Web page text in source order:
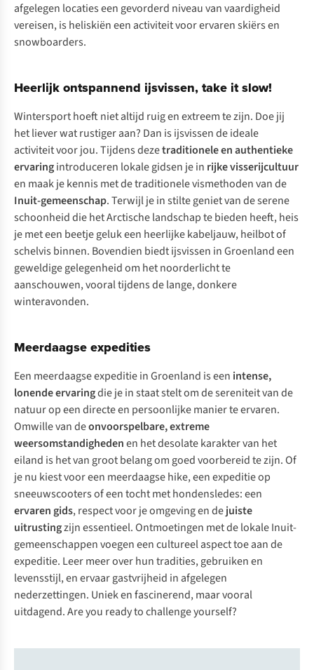
afgelegen locaties een gevorderd niveau van vaardigheid
vereisen, is heliskiën een activiteit voor ervaren skiërs en
snowboarders.
Heerlijk ontspannend ijsvissen, take it slow!
Wintersport hoeft niet altijd ruig en extreem te zijn. Doe jij
het liever wat rustiger aan? Dan is ijsvissen de ideale
activiteit voor jou. Tijdens dezetraditionele en authentieke
ervaringintroduceren lokale gidsen je in rijke visserijcultuur
en maak je kennis met de traditionele vismethoden van de
Inuit-gemeenschap. Terwijl je in stilte geniet van de serene
schoonheid die het Arctische landschap te bieden heeft, heis
je met een beetje geluk een heerlijke kabeljauw, heilbot of
schelvis binnen. Bovendien biedt ijsvissen in Groenland een
geweldige gelegenheid om het noorderlicht te
aanschouwen, vooral tijdens de lange, donkere
winteravonden.
Meerdaagse expedities
Een meerdaagse expeditie in Groenland is een intense,
lonende ervaringdie je in staat stelt om de sereniteit van de
natuur op een directe en persoonlijke manier te ervaren.
Omwille van deonvoorspelbare, extreme
weersomstandighedenen het desolate karakter van het
eiland is het van groot belang om goed voorbereid te zijn. Of
je nu kiest voor een meerdaagse hike, een expeditie op
sneeuwscooters of een tocht met hondensledes: een
ervaren gids, respect voor je omgeving en dejuiste
uitrustingzijn essentieel. Ontmoetingen met de lokale Inuit-
gemeenschappen voegen een cultureel aspect toe aan de
expeditie. Leer meer over hun tradities, gebruiken en
levensstijl, en ervaar gastvrijheid in afgelegen
nederzettingen. Uniek en fascinerend, maar vooral
uitdagend.Are you ready to challenge yourself?